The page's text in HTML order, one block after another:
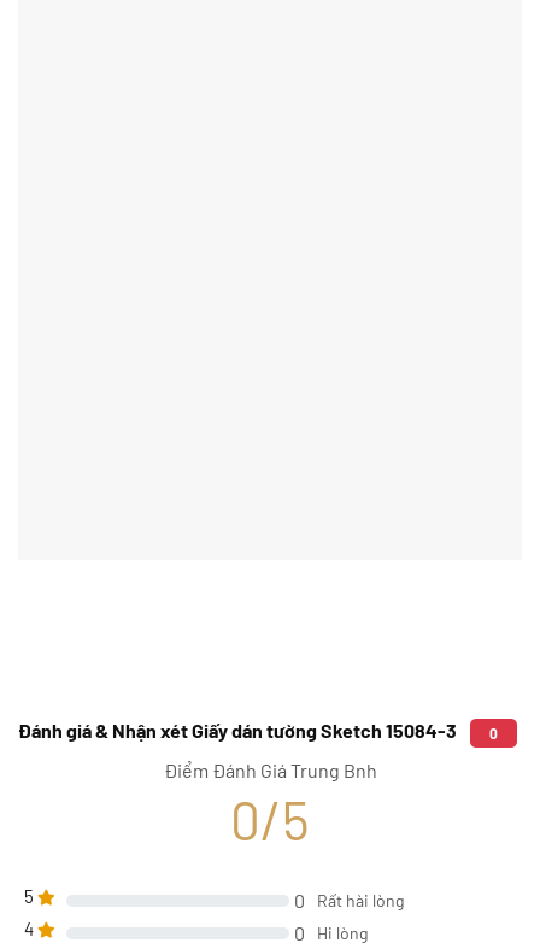
Đánh giá & Nhận xét Giấy dán tường Sketch 15084-3 0
Điểm Đánh Giá Trung Bnh
0/5
5 0 Rất hài lòng
4 0 Hi lòng